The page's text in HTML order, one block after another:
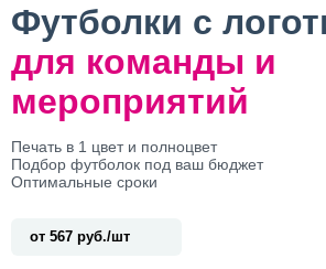
Футболки с
для команды и
мероприятий
Печать в 1 цвет и полноцвет
Подбор футболок под ваш бюджет
Оптимальные сроки
от 567 руб./шт
обработку персональных данных и
конфиденциальности
Нажимая на кнопку, я даю согласие на
информационных и рекламных рассылок
заявку